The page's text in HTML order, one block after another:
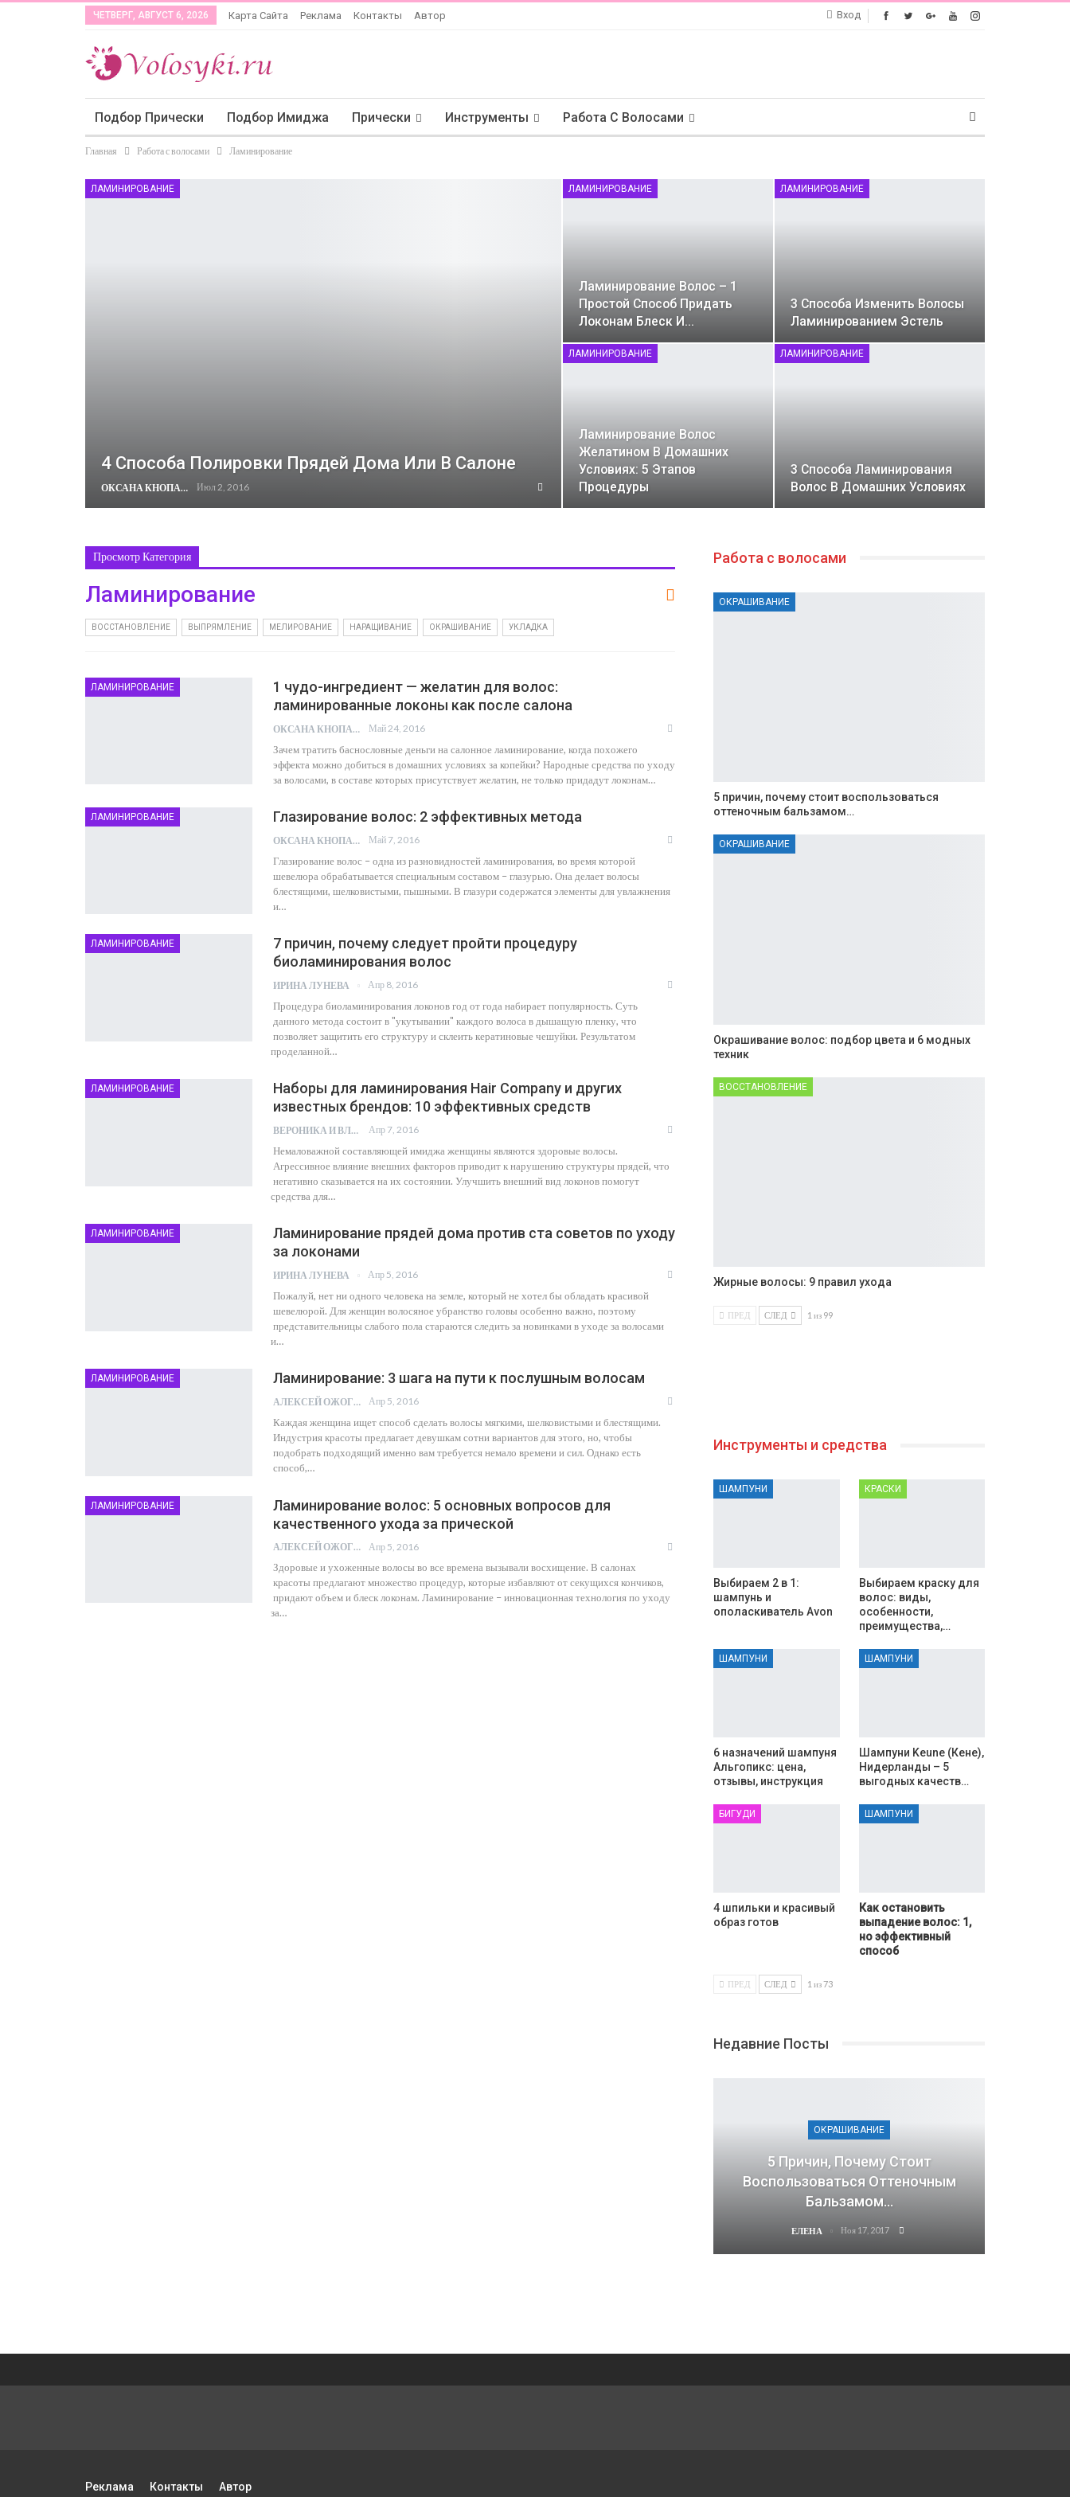
Вход
ЧЕТВЕРГ, АВГУСТ 6, 2026 Карта Сайта Реклама Контакты Автор
Подбор Прически Подбор Имиджа Прически Инструменты Работа С Волосами
Главная Работа с волосами Ламинирование
ЛАМИНИРОВАНИЕ
4 Способа Полировки Прядей Дома Или В Салоне
ОКСАНА КНОПА Июл 2, 2016
ЛАМИНИРОВАНИЕ
Ламинирование Волос – 1
Простой Способ Придать
Локонам Блеск И…
ЛАМИНИРОВАНИЕ
3 Способа Изменить Волосы
Ламинированием Эстель
ЛАМИНИРОВАНИЕ
Ламинирование Волос
Желатином В Домашних
Условиях: 5 Этапов
Процедуры
ЛАМИНИРОВАНИЕ
3 Способа Ламинирования
Волос В Домашних Условиях
Просмотр Категория
Ламинирование
ВОССТАНОВЛЕНИЕ ВЫПРЯМЛЕНИЕ МЕЛИРОВАНИЕ НАРАЩИВАНИЕ ОКРАШИВАНИЕ УКЛАДКА
ЛАМИНИРОВАНИЕ
1 чудо-ингредиент — желатин для волос:
ламинированные локоны как после салона
ОКСАНА КНОПА Май 24, 2016
Зачем тратить баснословные деньги на салонное ламинирование, когда похожего
эффекта можно добиться в домашних условиях за копейки? Народные средства по уходу
за волосами, в составе которых присутствует желатин, не только придадут локонам…
ЛАМИНИРОВАНИЕ Глазирование волос: 2 эффективных метода
ОКСАНА КНОПА Май 7, 2016
Глазирование волос – одна из разновидностей ламинирования, во время которой
шевелюра обрабатывается специальным составом – глазурью. Она делает волосы
блестящими, шелковистыми, пышными. В глазури содержатся элементы для увлажнения
и…
ЛАМИНИРОВАНИЕ
7 причин, почему следует пройти процедуру
биоламинирования волос
ИРИНА ЛУНЕВА Апр 8, 2016
Процедура биоламинирования локонов год от года набирает популярность. Суть
данного метода состоит в "укутывании" каждого волоса в дышащую пленку, что
позволяет защитить его структуру и склеить кератиновые чешуйки. Результатом
проделанной…
ЛАМИНИРОВАНИЕ
Наборы для ламинирования Hair Company и других
известных брендов: 10 эффективных средств
ВЕРОНИКА И ВЛАД Апр 7, 2016
Немаловажной составляющей имиджа женщины являются здоровые волосы.
Агрессивное влияние внешних факторов приводит к нарушению структуры прядей, что
негативно сказывается на их состоянии. Улучшить внешний вид локонов помогут
средства для…
ЛАМИНИРОВАНИЕ
Ламинирование прядей дома против ста советов по уходу
за локонами
ИРИНА ЛУНЕВА Апр 5, 2016
Пожалуй, нет ни одного человека на земле, который не хотел бы обладать красивой
шевелюрой. Для женщин волосяное убранство головы особенно важно, поэтому
представительницы слабого пола стараются следить за новинками в уходе за волосами
и…
ЛАМИНИРОВАНИЕ Ламинирование: 3 шага на пути к послушным волосам
АЛЕКСЕЙ ОЖОГИН Апр 5, 2016
Каждая женщина ищет способ сделать волосы мягкими, шелковистыми и блестящими.
Индустрия красоты предлагает девушкам сотни вариантов для этого, но, чтобы
подобрать подходящий именно вам требуется немало времени и сил. Однако есть
способ,…
ЛАМИНИРОВАНИЕ
Ламинирование волос: 5 основных вопросов для
качественного ухода за прической
АЛЕКСЕЙ ОЖОГИН Апр 5, 2016
Здоровые и ухоженные волосы во все времена вызывали восхищение. В салонах
красоты предлагают множество процедур, которые избавляют от секущихся кончиков,
придают объем и блеск локонам. Ламинирование – инновационная технология по уходу
за…
Работа с волосами
ОКРАШИВАНИЕ
5 причин, почему стоит воспользоваться
оттеночным бальзамом…
ОКРАШИВАНИЕ
Окрашивание волос: подбор цвета и 6 модных
техник
ВОССТАНОВЛЕНИЕ
Жирные волосы: 9 правил ухода
ПРЕД СЛЕД 1 из 99
Инструменты и средства
ШАМПУНИ
Выбираем 2 в 1:
шампунь и
ополаскиватель Avon
КРАСКИ
Выбираем краску для
волос: виды,
особенности,
преимущества,…
ШАМПУНИ
6 назначений шампуня
Альгопикс: цена,
отзывы, инструкция
ШАМПУНИ
Шампуни Keune (Кене),
Нидерланды – 5
выгодных качеств…
БИГУДИ
4 шпильки и красивый
образ готов
ШАМПУНИ
Как остановить
выпадение волос: 1,
но эффективный
способ
ПРЕД СЛЕД 1 из 73
Недавние Посты
ОКРАШИВАНИЕ
5 Причин, Почему Стоит
Воспользоваться Оттеночным
Бальзамом…
ЕЛЕНА Ноя 17, 2017
Реклама Контакты Автор